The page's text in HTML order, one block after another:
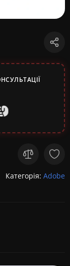
Категорія: Adobe